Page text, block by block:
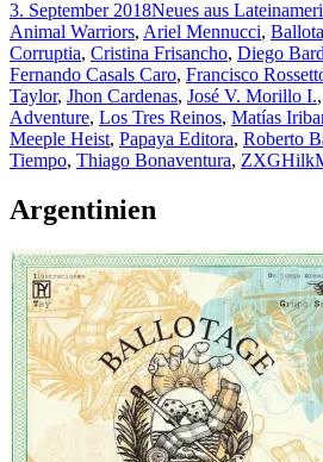
3. September 2018Neues aus
Animal Warriors, Ariel Mennucci,
Corruptia, Cristina Frisancho, Diego
Fernando Casals Caro, Francisco
Taylor, Jhon Cardenas, José V. Morillo I.,
Adventure, Los Tres Reinos, Matías
Meeple Heist, Papaya Editora, Roberto
Tiempo, Thiago Bonaventura, ZXG
Argentinien